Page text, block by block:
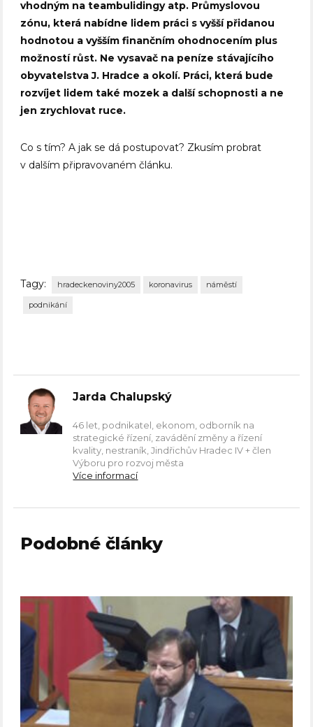
vhodným na teambulidingy atp. Průmyslovou
zónu, která nabídne lidem práci s vyšší přidanou
hodnotou a vyšším finančním ohodnocením plus
možností růst. Ne vysavač na peníze stávajícího
obyvatelstva J. Hradce a okolí. Práci, která bude
rozvíjet lidem také mozek a další schopnosti a ne
jen zrychlovat ruce.
Co s tím? A jak se dá postupovat? Zkusím probrat
v dalším připravovaném článku.
Tagy: hradeckenoviny2005 koronavirus náměstí
podnikání
Jarda Chalupský
46 let, podnikatel, ekonom, odborník na
strategické řízení, zavádění změny a řízení
kvality, nestraník, Jindřichův Hradec IV + člen
Výboru pro rozvoj města
Více informací
Podobné články